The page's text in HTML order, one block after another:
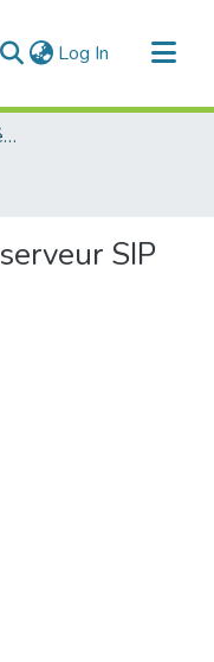
Log In (current)
Département de Génie Eléctrique et Electronique
SIP